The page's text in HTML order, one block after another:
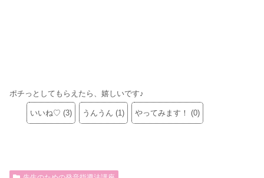
ポチっとしてもらえたら、嬉しいです♪
いいね♡ (3) うんうん (1 ) やってみます！ (0)